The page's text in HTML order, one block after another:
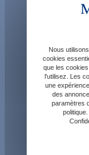
Nous
cookies
que les
l'utilisez. Les
une
des
paramètres